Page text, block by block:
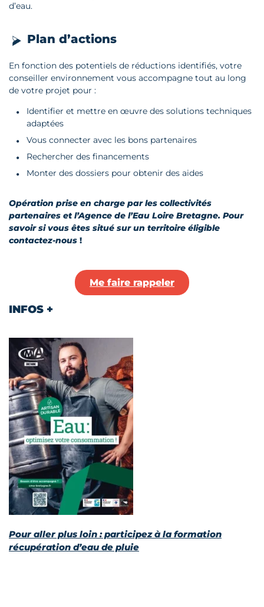
d’eau.
Plan d’actions
En fonction des potentiels de réductions identifiés, votre
conseiller environnement vous accompagne tout au long
de votre projet pour :
Identifier et mettre en œuvre des solutions techniques
adaptées
Vous connecter avec les bons partenaires
Rechercher des financements
Monter des dossiers pour obtenir des aides
Opération prise en charge par les collectivités
partenaires et l’Agence de l’Eau Loire Bretagne. Pour
savoir si vous êtes situé sur un territoire éligible
contactez-nous !
Me faire rappeler
INFOS +
Pour aller plus loin : participez à la formation
récupération d’eau de pluie